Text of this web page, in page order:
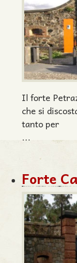
Il forte
che si
tanto per
...
Forte